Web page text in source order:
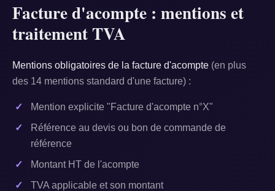
Facture d'acompte : mentions et
traitement TVA
Mentions obligatoires de la facture d'acompte (en plus
des 14 mentions standard d'une facture) :
Mention explicite "Facture d'acompte n°X"
Référence au devis ou bon de commande de
référence
Montant HT de l'acompte
TVA applicable et son montant